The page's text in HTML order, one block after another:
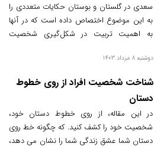
سعدی در گلستان و بوستان حکایات متعددی را
به این موضوع اختصاص داده است که در آنها
به اهمیت تربیت در شکل‌گیری شخصیت
اشاره می‌کند.
دوشنبه 8 مرداد 1403
شناخت شخصیت افراد از روی خطوط
دستان
در این مقاله، از روی خطوط دستان خود،
شخصیت خود را کشف کنید. که چگونه خط روی
دستان شما عشق زندگی شما را نشان می دهد،